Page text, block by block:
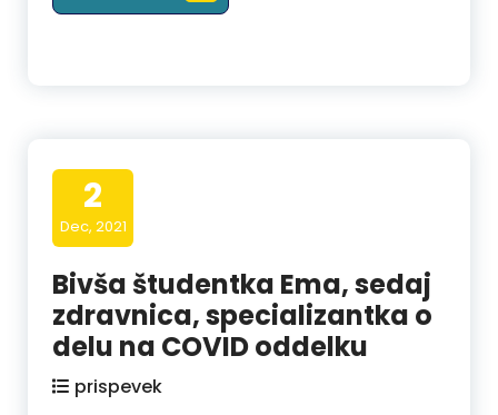
2
Dec, 2021
Bivša študentka Ema, sedaj
zdravnica, specializantka o
delu na COVID oddelku
prispevek